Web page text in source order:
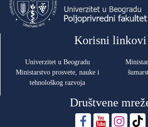
Korisni linkovi
Univerzitet u Beogradu
Ministarstvo prosvete, nauke i
tehnološkog razvoja
Društvene